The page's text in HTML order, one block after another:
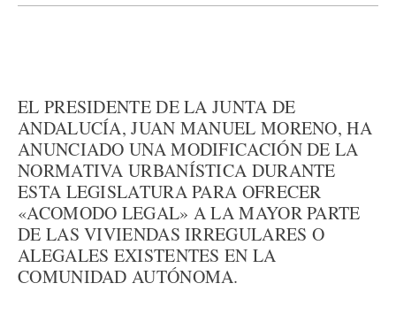
EL PRESIDENTE DE LA JUNTA DE
ANDALUCÍA, JUAN MANUEL MORENO, HA
ANUNCIADO UNA MODIFICACIÓN DE LA
NORMATIVA URBANÍSTICA DURANTE
ESTA LEGISLATURA PARA OFRECER
«ACOMODO LEGAL» A LA MAYOR PARTE
DE LAS VIVIENDAS IRREGULARES O
ALEGALES EXISTENTES EN LA
COMUNIDAD AUTÓNOMA.